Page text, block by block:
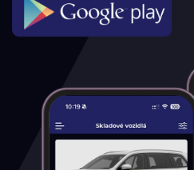
Trenčianska Turná
Trnava
Akciová ponuka
všetky